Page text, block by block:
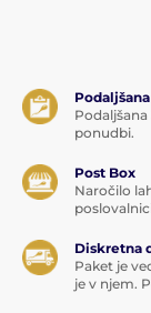
Podaljšana
ponudbi.
Post Box
Naročilo
Diskretna
Paket je
je v njem.